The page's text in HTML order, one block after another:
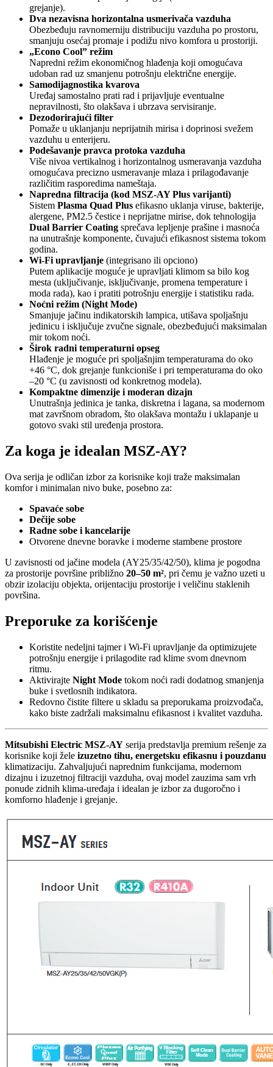
grejanje).
Dva nezavisna horizontalna usmerivača vazduha
Obezbeđuju ravnomerniju distribuciju vazduha po prostoru,
smanjuju osećaj promaje i podižu nivo komfora u prostoriji.
„Econo Cool” režim
Napredni režim ekonomičnog hlađenja koji omogućava
udoban rad uz smanjenu potrošnju električne energije.
Samodijagnostika kvarova
Uređaj samostalno prati rad i prijavljuje eventualne
nepravilnosti, što olakšava i ubrzava servisiranje.
Dezodorirajući filter
Pomaže u uklanjanju neprijatnih mirisa i doprinosi svežem
vazduhu u enterijeru.
Podešavanje pravca protoka vazduha
Više nivoa vertikalnog i horizontalnog usmeravanja vazduha
omogućava precizno usmeravanje mlaza i prilagođavanje
različitim rasporedima nameštaja.
Napredna filtracija (kod MSZ-AY Plus varijanti)
Sistem Plasma Quad Plus efikasno uklanja viruse, bakterije,
alergene, PM2.5 čestice i neprijatne mirise, dok tehnologija
Dual Barrier Coating sprečava lepljenje prašine i masnoća
na unutrašnje komponente, čuvajući efikasnost sistema tokom
godina.
Wi-Fi upravljanje (integrisano ili opciono)
Putem aplikacije moguće je upravljati klimom sa bilo kog
mesta (uključivanje, isključivanje, promena temperature i
moda rada), kao i pratiti potrošnju energije i statistiku rada.
Noćni režim (Night Mode)
Smanjuje jačinu indikatorskih lampica, utišava spoljašnju
jedinicu i isključuje zvučne signale, obezbeđujući maksimalan
mir tokom noći.
Širok radni temperaturni opseg
Hlađenje je moguće pri spoljašnjim temperaturama do oko
+46 °C, dok grejanje funkcioniše i pri temperaturama do oko
–20 °C (u zavisnosti od konkretnog modela).
Kompaktne dimenzije i moderan dizajn
Unutrašnja jedinica je tanka, diskretna i lagana, sa modernom
mat završnom obradom, što olakšava montažu i uklapanje u
gotovo svaki stil uređenja prostora.
Za koga je idealan MSZ-AY?
Ova serija je odličan izbor za korisnike koji traže maksimalan
komfor i minimalan nivo buke, posebno za:
Spavaće sobe
Dečije sobe
Radne sobe i kancelarije
Otvorene dnevne boravke i moderne stambene prostore
U zavisnosti od jačine modela (AY25/35/42/50), klima je pogodna
za prostorije površine približno 20–50 m², pri čemu je važno uzeti u
obzir izolaciju objekta, orijentaciju prostorije i veličinu staklenih
površina.
Preporuke za korišćenje
Koristite nedeljni tajmer i Wi-Fi upravljanje da optimizujete
potrošnju energije i prilagodite rad klime svom dnevnom
ritmu.
Aktivirajte Night Mode tokom noći radi dodatnog smanjenja
buke i svetlosnih indikatora.
Redovno čistite filtere u skladu sa preporukama proizvođača,
kako biste zadržali maksimalnu efikasnost i kvalitet vazduha.
Mitsubishi Electric MSZ-AY serija predstavlja premium rešenje za
korisnike koji žele izuzetno tihu, energetsku efikasnu i pouzdanu
klimatizaciju. Zahvaljujući naprednim funkcijama, modernom
dizajnu i izuzetnoj filtraciji vazduha, ovaj model zauzima sam vrh
ponude zidnih klima-uređaja i idealan je izbor za dugoročno i
komforno hlađenje i grejanje.